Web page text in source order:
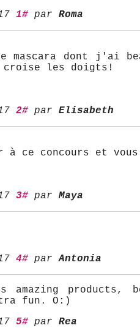
1# par Roma
mascara dont j'ai
croise les doigts!
2# par Elisabeth
ce concours et
3# par Maya
4# parAntonia
amazing products,
fun. O:)
5# par Rea